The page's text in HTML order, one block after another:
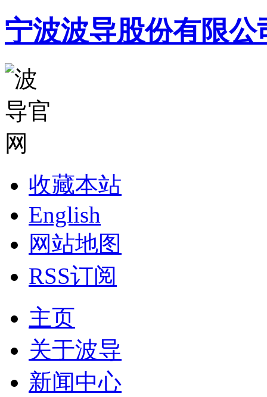
宁波波导股份有限公
收藏本站
English
网站地图
RSS订阅
主页
关于波导
新闻中心